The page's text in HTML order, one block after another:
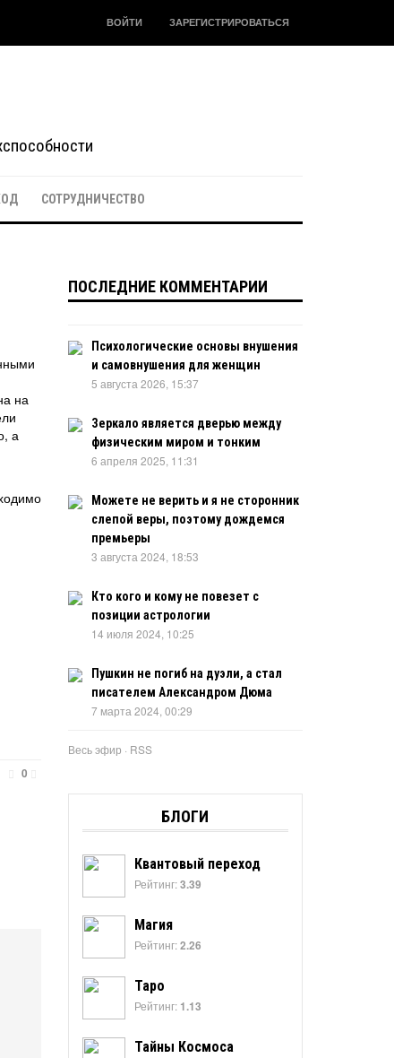
ВОЙТИ ЗАРЕГИСТРИРОВАТЬСЯ
СОТРУДНИЧЕСТВО
на
а
0
ПОСЛЕДНИЕ КОММЕНТАРИИ
Психологические основы внушения
и самовнушения для женщин
5 августа 2026, 15:37
Зеркало является дверью между
физическим миром и тонким
6 апреля 2025, 11:31
Можете не верить и я не сторонник
слепой веры, поэтому дождемся
премьеры
3 августа 2024, 18:53
Кто кого и кому не повезет с
позиции астрологии
14 июля 2024, 10:25
Пушкин не погиб на дуэли, а стал
писателем Александром Дюма
7 марта 2024, 00:29
Весь эфир · RSS
БЛОГИ
Квантовый переход
Рейтинг:3.39
Магия
Рейтинг:2.26
Таро
Рейтинг: 1.13
Тайны Космоса